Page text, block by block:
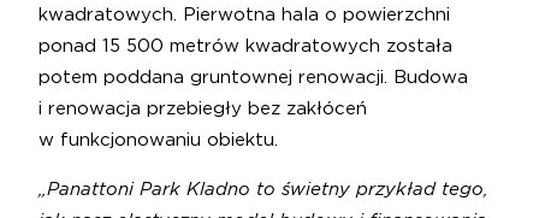
kwadratowych. Pierwotna hala o powierzchni
ponad 15 500 metrów kwadratowych została
potem poddana gruntownej renowacji. Budowa
i renowacja przebiegły bez zakłóceń
w funkcjonowaniu obiektu.
„Panattoni Park Kladno to świetny przykład tego,